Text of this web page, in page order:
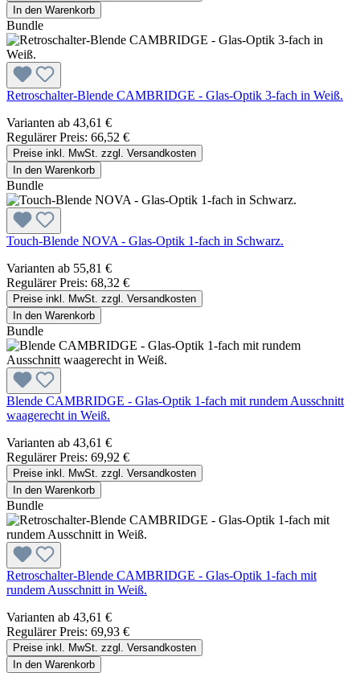
In den Warenkorb
Bundle
Retroschalter-Blende CAMBRIDGE - Glas-Optik 3-fach in Weiß.
Varianten ab 43,61 €
Regulärer Preis: 66,52 €
Preise inkl. MwSt. zzgl. Versandkosten
In den Warenkorb
Bundle
Touch-Blende NOVA - Glas-Optik 1-fach in Schwarz.
Varianten ab 55,81 €
Regulärer Preis: 68,32 €
Preise inkl. MwSt. zzgl. Versandkosten
In den Warenkorb
Bundle
Blende CAMBRIDGE - Glas-Optik 1-fach mit rundem Ausschnitt
waagerecht in Weiß.
Varianten ab 43,61 €
Regulärer Preis: 69,92 €
Preise inkl. MwSt. zzgl. Versandkosten
In den Warenkorb
Bundle
Retroschalter-Blende CAMBRIDGE - Glas-Optik 1-fach mit
rundem Ausschnitt in Weiß.
Varianten ab 43,61 €
Regulärer Preis: 69,93 €
Preise inkl. MwSt. zzgl. Versandkosten
In den Warenkorb